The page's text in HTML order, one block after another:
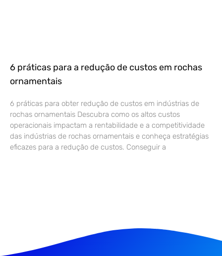
6 práticas para a redução de custos em rochas
ornamentais
6 práticas para obter redução de custos em indústrias de
rochas ornamentais Descubra como os altos custos
operacionais impactam a rentabilidade e a competitividade
das indústrias de rochas ornamentais e conheça estratégias
eficazes para a redução de custos. Conseguir a